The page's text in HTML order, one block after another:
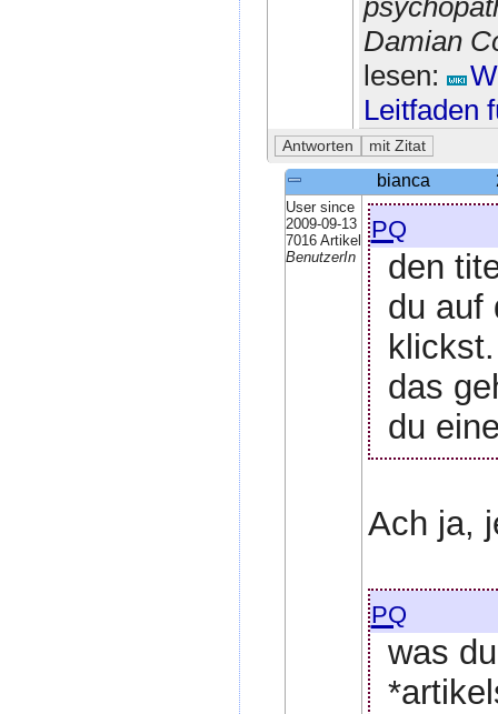
Damian
lesen:
Leitfaden
bianca
User since
2009-09-13
7016 Artikel
BenutzerIn
pq
den
du auf
klickst.
das
du
Ach ja,
pq
was